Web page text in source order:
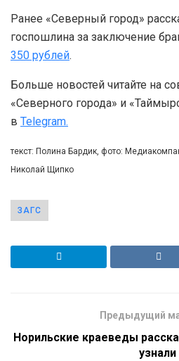
Ранее «Северный город»
госпошлина за заключение
350 рублей.
Больше новостей читайте на
«Северного города» и
в Telegram.
текст: Полина Бардик, фото:
Николай Щипко
ЗАГС
Предыдущий
Норильские краеведы
узнали